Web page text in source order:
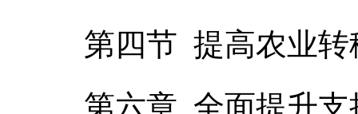
第四节 提高农业
第六章 全面提升支